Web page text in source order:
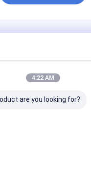
4:22 AM
are you looking for?